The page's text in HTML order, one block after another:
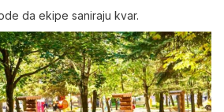
da ekipe saniraju kvar.